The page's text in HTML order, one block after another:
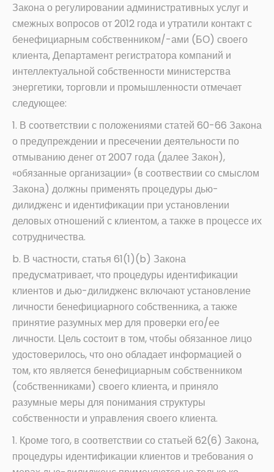
Закона о регулировании административных услуг и
смежных вопросов от 2012 года и утратили контакт с
бенефициарным собственником/-ами (БО) своего
клиента, Департамент регистратора компаний и
интеллектуальной собственности министерства
энергетики, торговли и промышленности отмечает
следующее:
1. В соответствии с положениями статей 60-66 Закона
о предупреждении и пресечении деятельности по
отмыванию денег от 2007 года (далее Закон),
«обязанные организации» (в соотвествии со смыслом
Закона) должны применять процедуры дью-
дилидженс и идентификации при установлении
деловых отношений с клиентом, а также в процессе их
сотрудничества.
b. В частности, статья 61(1)(b) Закона
предусматривает, что процедуры идентификации
клиентов и дью-дилидженс включают установление
личности бенефициарного собственника, а также
принятие разумных мер для проверки его/ее
личности. Цель состоит в том, чтобы обязанное лицо
удостоверилось, что оно обладает информацией о
том, кто является бенефициарным собственником
(собственниками) своего клиента, и приняло
разумные меры для понимания структуры
собственности и управления своего клиента.
1. Кроме того, в соответствии со статьей 62(6) Закона,
процедуры идентификации клиентов и требования о